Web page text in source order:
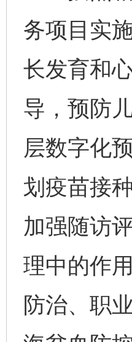
务项目实
长发育和
导，预防
层数字化
划疫苗接
加强随访
理中的作
防治、职